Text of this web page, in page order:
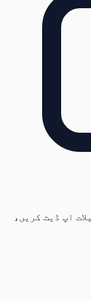
اپ ڈیٹ کریں،